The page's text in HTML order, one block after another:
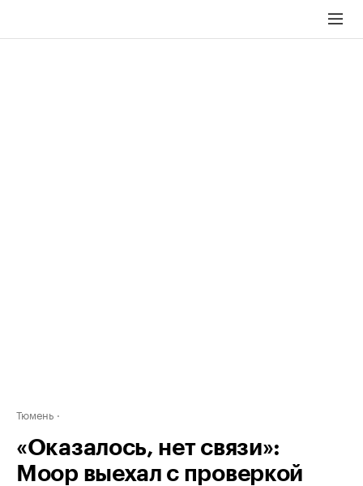
Тюмень
«Оказалось, нет связи»:
Моор выехал с проверкой